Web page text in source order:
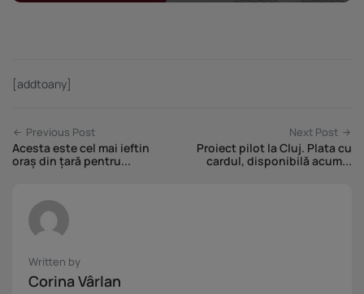
[addtoany]
Previous Post
Acesta este cel mai ieftin
oraș din țară pentru...
Next Post
Proiect pilot la Cluj. Plata cu
cardul, disponibilă acum...
Written by
Corina Vârlan